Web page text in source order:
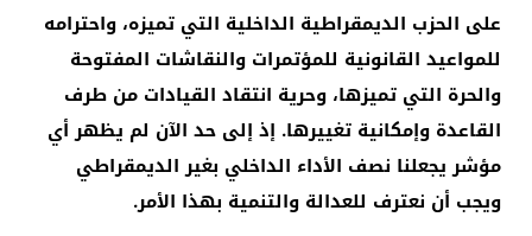
على الحزب الديمقراطية الداخلية التي تميزه، واحترامه
للمواعيد القانونية للمؤتمرات والنقاشات المفتوحة
والحرة التي تميزها، وحرية انتقاد القيادات من طرف
القاعدة وإمكانية تغييرها. إذ إلى حد الآن لم يظهر أي
مؤشر يجعلنا نصف الأداء الداخلي بغير الديمقراطي
ويجب أن نعترف للعدالة والتنمية بهذا الأمر.